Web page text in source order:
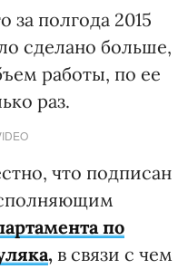
за полгода 2015
сделано больше,
работы, по ее
раз.
что подписан
по
, в связи с чем